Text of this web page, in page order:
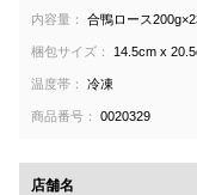
内容量： 合鴨ロース200g×2
梱包サイズ： 14.5cm x
温度帯： 冷凍
商品番号： 0020329
店舗名